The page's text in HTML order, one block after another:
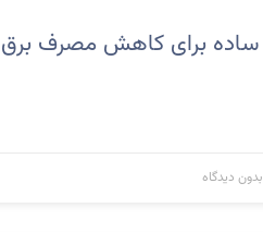
بدون دیدگاه